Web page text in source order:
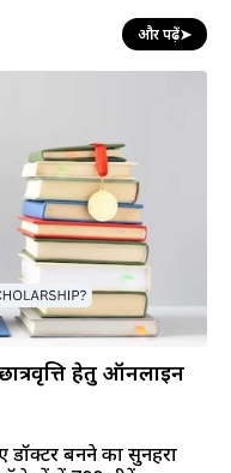
और पढ़ें➤
हेतु ऑनलाइन
डॉक्टर बनने का सुनहरा